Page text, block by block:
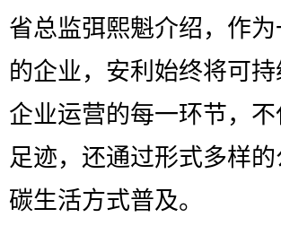
省总监弭熙魁介绍，作
的企业，安利始终将可
企业运营的每一环节，
足迹，还通过形式多样
碳生活方式普及。